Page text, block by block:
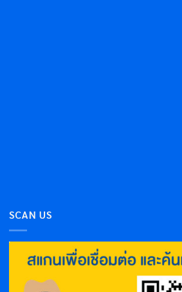
SCAN US